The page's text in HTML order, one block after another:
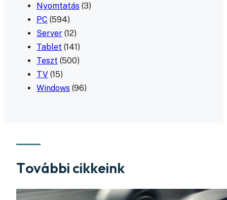
Nyomtatás (3)
PC (594)
Server (12)
Tablet (141)
Teszt (500)
TV (15)
Windows (96)
További cikkeink